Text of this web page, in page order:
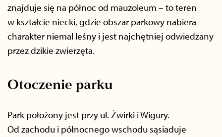
znajduje się na północ od mauzoleum – to teren
w kształcie niecki, gdzie obszar parkowy nabiera
charakter niemal leśny i jest najchętniej odwiedzany
przez dzikie zwierzęta.
Otoczenie parku
Park położony jest przy ul. Żwirki i Wigury.
Od zachodu i północnego wschodu sąsiaduje